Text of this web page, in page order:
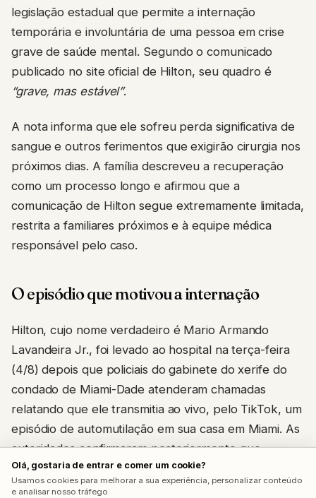
legislação estadual que permite a internação
temporária e involuntária de uma pessoa em crise
grave de saúde mental. Segundo o comunicado
publicado no site oficial de Hilton, seu quadro é
“grave, mas estável”.
A nota informa que ele sofreu perda significativa de
sangue e outros ferimentos que exigirão cirurgia nos
próximos dias. A família descreveu a recuperação
como um processo longo e afirmou que a
comunicação de Hilton segue extremamente limitada,
restrita a familiares próximos e à equipe médica
responsável pelo caso.
O episódio que motivou a internação
Hilton, cujo nome verdadeiro é Mario Armando
Lavandeira Jr., foi levado ao hospital na terça-feira
(4/8) depois que policiais do gabinete do xerife do
condado de Miami-Dade atenderam chamadas
relatando que ele transmitia ao vivo, pelo TikTok, um
episódio de automutilação em sua casa em Miami. As
autoridades confirmaram posteriormente que
conseguiram resgatar a pessoa em segurança e
encaminhá-la para atendimento médico.
Olá, gostaria de entrar e comer um cookie?
Usamos cookies para melhorar a sua experiência, personalizar conteúdo
e analisar nosso tráfego.